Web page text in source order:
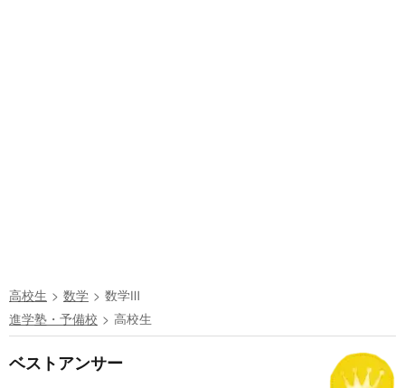
高校生 数学
数学Ⅲ
進学塾・予備校
高校生
ベストアンサー